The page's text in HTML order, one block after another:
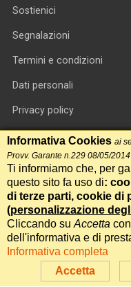
Sostienici
Segnalazioni
Termini e condizioni
Dati personali
Privacy policy
Informativa cookie
RSS feed
RSS Top News
Contatti
International
giornalistica n.191, reg.
Accetta
Informativa Cookies ai
Provv. Garante n.229 08/05/
Ti informiamo che, per
questo sito fa uso di:
di terze parti, cookie di
(personalizzazione
Cliccando su Accetta
dell'informativa e di
Informativa completa